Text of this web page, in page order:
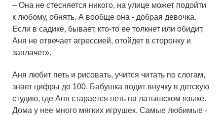
– Она не стесняется никого, на улице может подойти
к любому, обнять. А вообще она - добрая девочка.
Если в садике, бывает, кто-то ее толкнет или обидит,
Аня не отвечает агрессией, отойдет в сторонку и
заплачет».
Аня любит петь и рисовать, учится читать по слогам,
знает цифры до 100. Бабушка водит внучку в детскую
студию, где Аня старается петь на латышском языке.
Дома у нее много мягких игрушек. Самые любимые -